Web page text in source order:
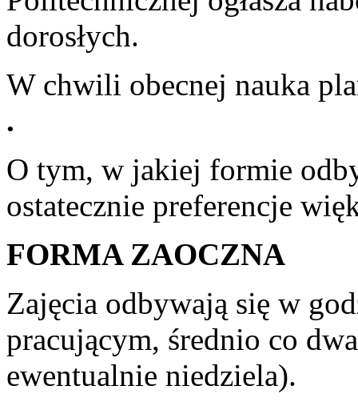
dorosłych.
W chwili obecnej nauka
.
O tym, w jakiej formie
ostatecznie preferencje
FORMA ZAOCZNA
Zajęcia odbywają się w
pracującym, średnio co
ewentualnie niedziela).